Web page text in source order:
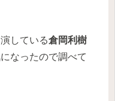
している倉岡利樹
なったので調べて